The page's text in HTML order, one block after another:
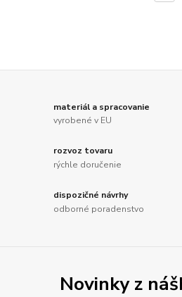
materiál a spracovanie
vyrobené v EU
rozvoz tovaru
rýchle doručenie
dispozičné návrhy
odborné poradenstvo
Novinky z